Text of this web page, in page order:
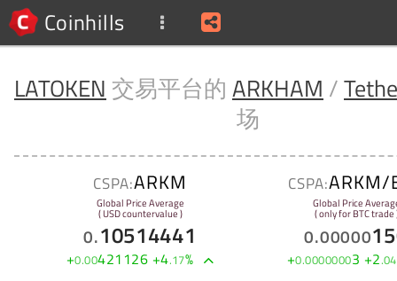
Coinhills
LATOKEN 交易平台的 ARKHAM /
场
CSPA:ARKM
Global Price Average
( USD countervalue )
0.10514441
+0.00421126 +4.17%
CSPA:ARKM/
Global Price
( only for BTC trade
0.00000
+0.00000003 +2.04